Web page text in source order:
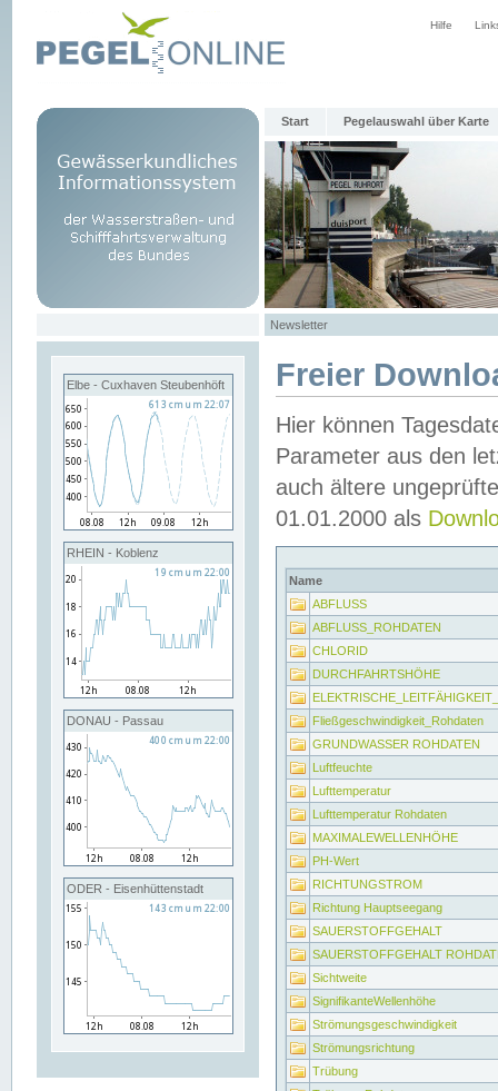
Hilfe
Start Pegelauswahl über Karte
Newsletter
Elbe - Cuxhaven Steubenhöft
RHEIN - Koblenz
DONAU - Passau
ODER - Eisenhüttenstadt
Freier
Hier können
Parameter aus den
auch ältere
01.01.2000 als
Name
ABFLUSS
ABFLUSS_ROHDATEN
CHLORID
DURCHFAHRTSHÖHE
Fließgeschwindigkeit_Rohdaten
GRUNDWASSER ROHDATEN
Luftfeuchte
Lufttemperatur
Lufttemperatur Rohdaten
MAXIMALEWELLENHÖHE
PH-Wert
RICHTUNGSTROM
Richtung Hauptseegang
SAUERSTOFFGEHALT
SAUERSTOFFGEHALT
Sichtweite
SignifikanteWellenhöhe
Strömungsgeschwindigkeit
Strömungsrichtung
Trübung